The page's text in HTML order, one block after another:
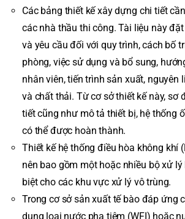
Các bảng thiết kế xây dựng chi tiết
các nhà thầu thi công. Tài liệu này
và yêu cầu đối với quy trình, cách bố
phòng, việc sử dụng và bổ sung,
nhân viên, tiến trình sản xuất, nguyên
và chất thải. Từ cơ sở thiết kế này, sơ
tiết cũng như mô tả thiết bị, hệ thống
có thể được hoàn thành.
Thiết kế hệ thống điều hòa không khí
nên bao gồm một hoặc nhiều bộ xử lý
biệt cho các khu vực xử lý vô trùng.
Trong cơ sở sản xuất tế bào đáp ứng
dụng loại nước pha tiêm (WFI) hoặc